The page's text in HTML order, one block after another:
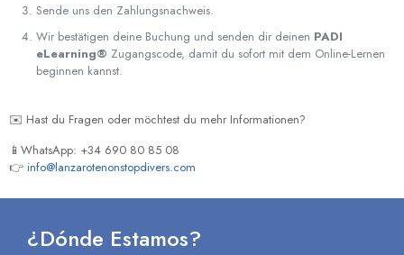
Sende uns den Zahlungsnachweis.
Wir bestätigen deine Buchung und senden dir deinen PADI
eLearning® Zugangscode, damit du sofort mit dem Online-Lernen
beginnen kannst.
✉️ Hast du Fragen oder möchtest du mehr Informationen?
📱WhatsApp: +34 690 80 85 08
👉 info@lanzarotenonstopdivers.com
¿Dónde Estamos?